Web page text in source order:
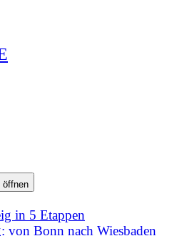
öffnen
in 5 Etappen
von Bonn nach Wiesbaden